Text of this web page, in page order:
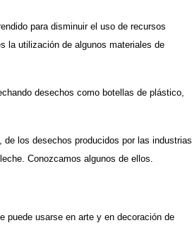
para disminuir el uso de recursos
la utilización de algunos materiales de
desechos como botellas de plástico,
los desechos producidos por las industrias
Conozcamos algunos de ellos.
puede usarse en arte y en decoración de